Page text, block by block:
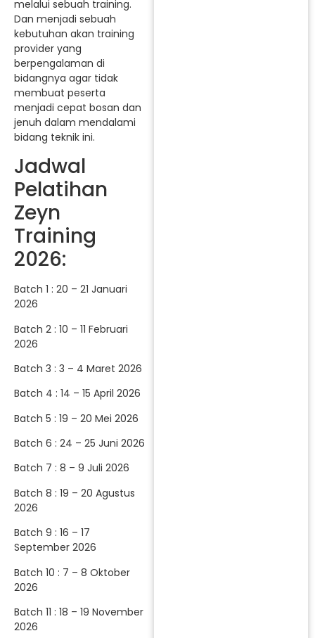
melalui sebuah training.
Dan menjadi sebuah
kebutuhan akan training
provider yang
berpengalaman di
bidangnya agar tidak
membuat peserta
menjadi cepat bosan dan
jenuh dalam mendalami
bidang teknik ini.
Jadwal
Pelatihan
Zeyn
Training
2026:
Batch 1 : 20 – 21 Januari
2026
Batch 2 : 10 – 11 Februari
2026
Batch 3 : 3 – 4 Maret 2026
Batch 4 : 14 – 15 April 2026
Batch 5 : 19 – 20 Mei 2026
Batch 6 : 24 – 25 Juni 2026
Batch 7 : 8 – 9 Juli 2026
Batch 8 : 19 – 20 Agustus
2026
Batch 9 : 16 – 17
September 2026
Batch 10 : 7 – 8 Oktober
2026
Batch 11 : 18 – 19 November
2026